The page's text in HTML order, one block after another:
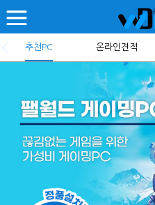
추천PC 온라인견적